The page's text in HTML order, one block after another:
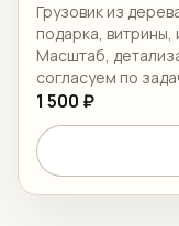
Грузовик из
подарка,
Масштаб,
согласуем по
1 500 ₽